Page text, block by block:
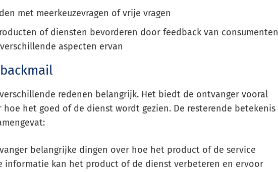
met meerkeuzevragen of vrije vragen
of diensten bevorderen door feedback van consumenten
aspecten ervan
redenen belangrijk. Het biedt de ontvanger vooral
het goed of de dienst wordt gezien. De resterende betekenis
belangrijke dingen over hoe het product of de service
informatie kan het product of de dienst verbeteren en ervoor